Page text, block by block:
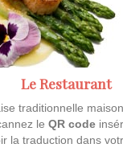
Le Restaurant
traditionnelle
le QR code
la traduction dans